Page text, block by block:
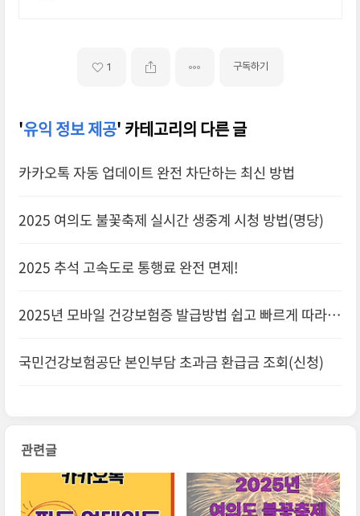
1 구독하기
'유익 정보 제공' 카테고리의 다른 글
카카오톡 자동 업데이트 완전 차단하는 최신 방법
2025 여의도 불꽃축제 실시간 생중계 시청 방법(명당)
2025 추석 고속도로 통행료 완전 면제!
2025년 모바일 건강보험증 발급방법 쉽고 빠르게 따라하
국민건강보험공단 본인부담 초과금 환급금 조회(신청)
관련글